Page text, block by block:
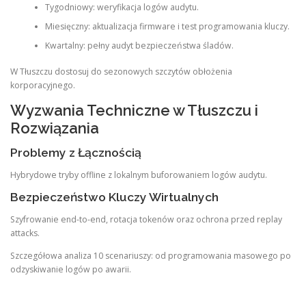
Tygodniowy: weryfikacja logów audytu.
Miesięczny: aktualizacja firmware i test programowania kluczy.
Kwartalny: pełny audyt bezpieczeństwa śladów.
W Tłuszczu dostosuj do sezonowych szczytów obłożenia
korporacyjnego.
Wyzwania Techniczne w Tłuszczu i
Rozwiązania
Problemy z Łącznością
Hybrydowe tryby offline z lokalnym buforowaniem logów audytu.
Bezpieczeństwo Kluczy Wirtualnych
Szyfrowanie end-to-end, rotacja tokenów oraz ochrona przed replay
attacks.
Szczegółowa analiza 10 scenariuszy: od programowania masowego po
odzyskiwanie logów po awarii.